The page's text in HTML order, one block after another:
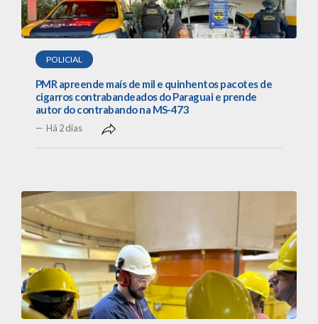
POLICIAL
PMR apreende maís de mil e quinhentos pacotes de
cigarros contrabandeados do Paraguai e prende
autor do contrabando na MS-473
Há 2 dias